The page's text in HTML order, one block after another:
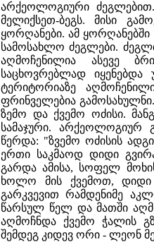
არქეოლოგიური
მელიქსეთ-ბეგს. მისი
ყორღანები. ამ
სამოსახლო ძეგლები.
აღმოჩენილია ასევე
საცხოვრებლად
ტერიტორიაზე
ფრინველებია
ზემო და ქვემო ოძისი.
სამაჯური. არქეოლოგიურ
წერდა: "ზვემო ოძისის
ერთი საკმაოდ დიდი
გარდა ამისა, სოფელ
ხოლო მის ქვემოთ, დიდი
გარკვევით რამდენიმე
წარსულ წელ და მათში
აღმოჩნდა ქვემო ჭალის
შემდეგ კიდევ ორი - ლეონ